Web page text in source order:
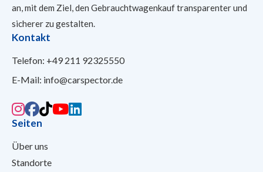
an, mit dem Ziel, den Gebrauchtwagenkauf transparenter und
sicherer zu gestalten.
Kontakt
Telefon: +49 211 92325550
E-Mail: info@carspector.de
Seiten
Über uns
Standorte